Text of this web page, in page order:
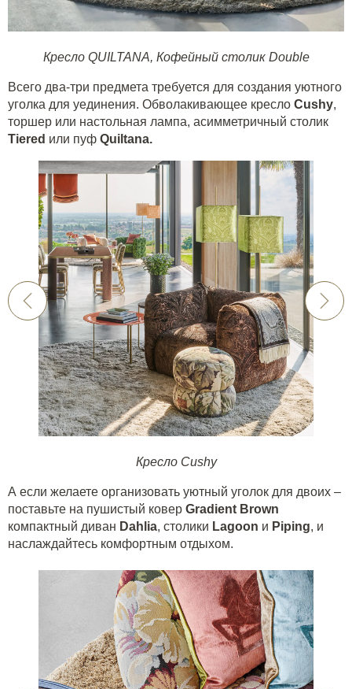
Кресло QUILTANA, Кофейный столик Double
Всего два-три предмета требуется для создания уютного
уголка для уединения. Обволакивающее кресло Cushy,
торшер или настольная лампа, асимметричный столик
Tiered или пуф Quiltana.
Кресло Cushy
А если желаете организовать уютный уголок для двоих –
поставьте на пушистый ковер Gradient Brown
компактный диван Dahlia, столики Lagoon и Piping, и
наслаждайтесь комфортным отдыхом.